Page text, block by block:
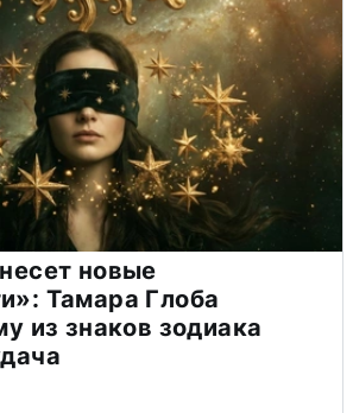
новые
Тамара Глоба
из знаков зодиака